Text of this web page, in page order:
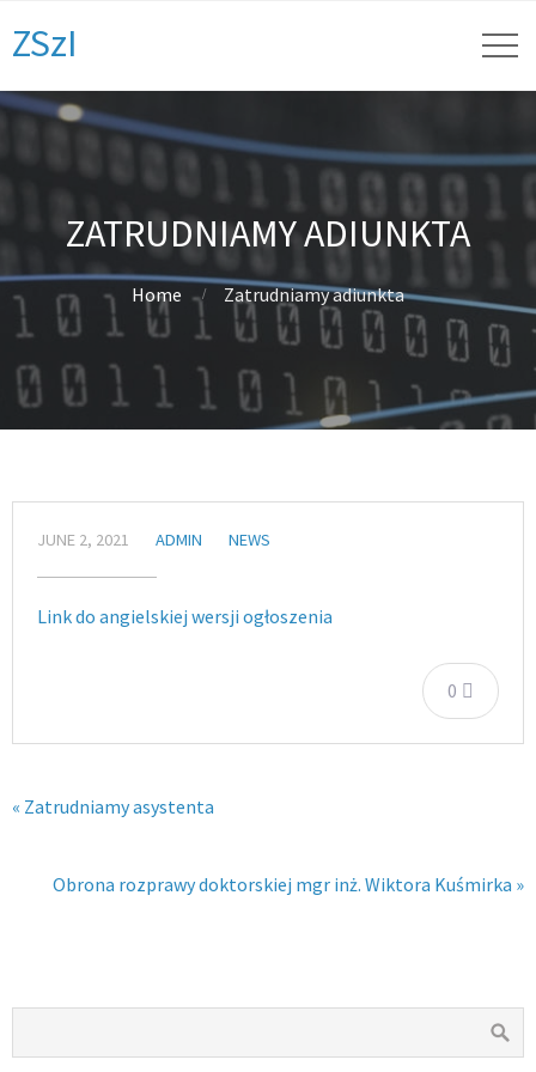
ZSzI
ZATRUDNIAMY ADIUNKTA
Home Zatrudniamy adiunkta
JUNE 2, 2021 ADMIN NEWS
Link do angielskiej wersji ogłoszenia
0
« Zatrudniamy asystenta
Obrona rozprawy doktorskiej mgr inż. Wiktora Kuśmirka »